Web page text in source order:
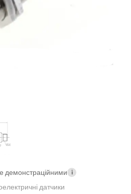
демонстраційними i
датчики